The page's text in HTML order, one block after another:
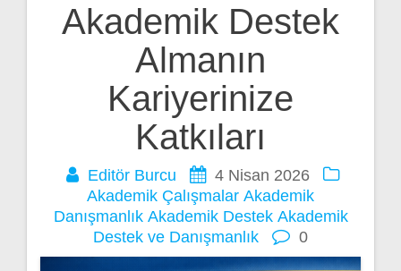
Akademik Destek
Almanın
Kariyerinize
Katkıları
Editör Burcu
4 Nisan 2026
Akademik Çalışmalar Akademik
Danışmanlık Akademik Destek Akademik
Destek ve Danışmanlık
0
Yazı
gezinmesi